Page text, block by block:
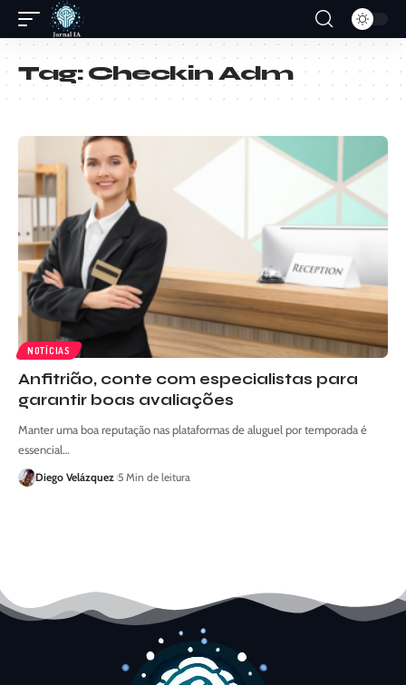
Tag:Checkin Adm
NOTÍCIAS
Anfitrião, conte com especialistas para
garantir boas avaliações
Manter uma boa reputação nas plataformas de aluguel por temporada é
essencial…
Diego Velázquez 5 Min de leitura